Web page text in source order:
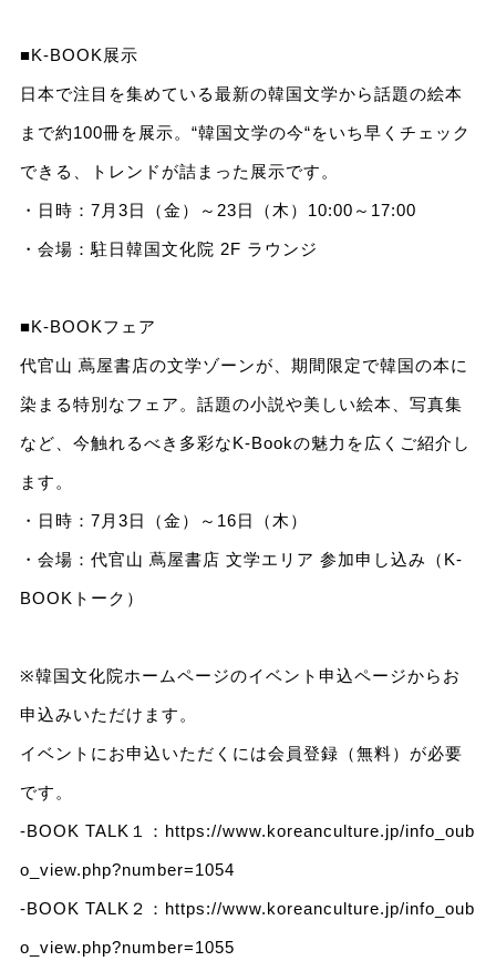
■K-BOOK展示
日本で注目を集めている最新の韓国文学から話題の絵本
まで約100冊を展示。“韓国文学の今“をいち早くチェック
できる、トレンドが詰まった展示です。
・日時：7月3日（金）～23日（木）10:00～17:00
・会場：駐日韓国文化院 2F ラウンジ
■K-BOOKフェア
代官山 蔦屋書店の文学ゾーンが、期間限定で韓国の本に
染まる特別なフェア。話題の小説や美しい絵本、写真集
など、今触れるべき多彩なK-Bookの魅力を広くご紹介し
ます。
・日時：7月3日（金）～16日（木）
・会場：代官山 蔦屋書店 文学エリア 参加申し込み（K-
BOOKトーク）
※韓国文化院ホームページのイベント申込ページからお
申込みいただけます。
イベントにお申込いただくには会員登録（無料）が必要
です。
-BOOK TALK１： https://www.koreanculture.jp/info_oub
o_view.php?number=1054
-BOOK TALK２： https://www.koreanculture.jp/info_oub
o_view.php?number=1055